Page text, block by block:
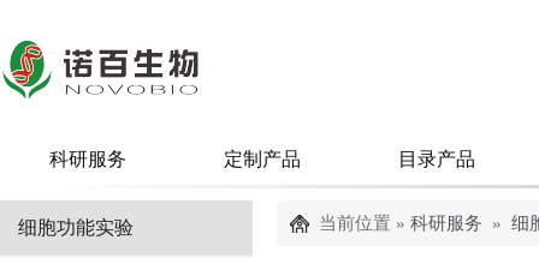
科研服务 定制产品 目录产品
细胞功能实验 当前位置 » 科研服务 » 细